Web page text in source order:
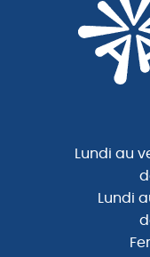
Lundi au
Lundi